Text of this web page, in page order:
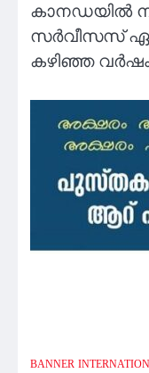
കാനഡയിൽ
സർവീസസ്
കഴിഞ്ഞ
BANNER